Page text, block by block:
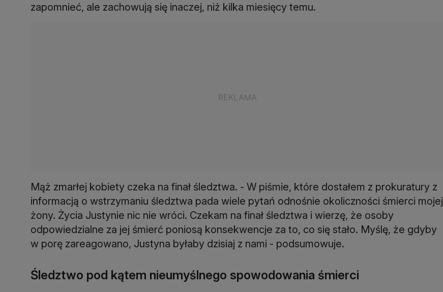
zapomnieć, ale zachowują się inaczej, niż kilka miesięcy temu.
Mąż zmarłej kobiety czeka na finał śledztwa. - W piśmie, które dostałem z prokuratury z
informacją o wstrzymaniu śledztwa pada wiele pytań odnośnie okoliczności śmierci mojej
żony. Życia Justynie nic nie wróci. Czekam na finał śledztwa i wierzę, że osoby
odpowiedzialne za jej śmierć poniosą konsekwencje za to, co się stało. Myślę, że gdyby
w porę zareagowano, Justyna byłaby dzisiaj z nami - podsumowuje.
Śledztwo pod kątem nieumyślnego spowodowania śmierci